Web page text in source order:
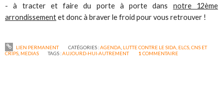
- à tracter et faire du porte à porte dans notre 12ème
arrondissementet donc à braver le froid pour vous retrouver !
LIEN PERMANENT CATÉGORIES :AGENDA LUTTE CONTRE LE SIDA, ELCS, CNS ET
CRIPS MEDIAS TAGS :AUJOURD-HUI-AUTREMENT 1 COMMENTAIRE